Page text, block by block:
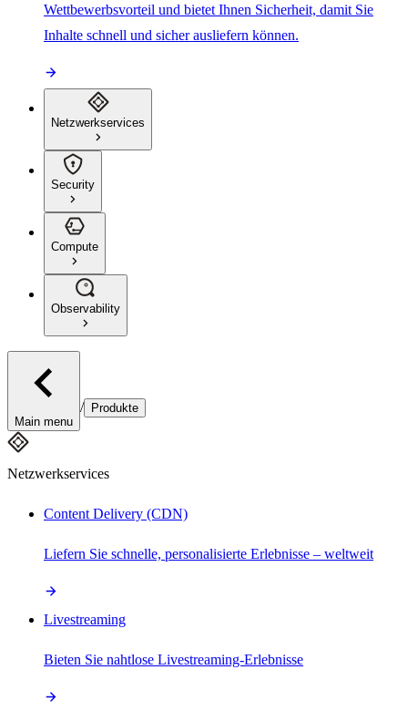
Wettbewerbsvorteil und bietet Ihnen Sicherheit, damit Sie
Inhalte schnell und sicher ausliefern können.
Netzwerkservices
Security
Compute
Observability
Main menu
/ Produkte
Netzwerkservices
Content Delivery (CDN)
Liefern Sie schnelle, personalisierte Erlebnisse – weltweit
Livestreaming
Bieten Sie nahtlose Livestreaming-Erlebnisse